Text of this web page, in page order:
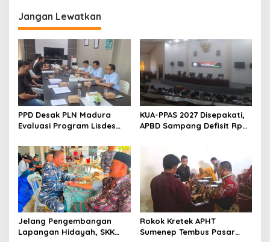
Jangan Lewatkan
PPD Desak PLN Madura
Evaluasi Program Lisdes
KUA-PPAS 2027 Disepakati,
APBD Sampang Defisit Rp
Jelang Pengembangan
Lapangan Hidayah, SKK
Rokok Kretek APHT
Sumenep Tembus Pasar